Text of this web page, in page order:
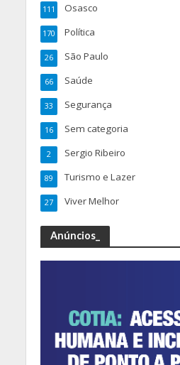
Osasco
111
Política
170
São Paulo
26
Saúde
66
Segurança
33
Sem categoria
16
Sergio Ribeiro
2
Turismo e Lazer
89
Viver Melhor
27
Anúncios_